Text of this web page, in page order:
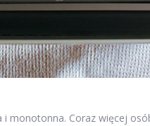
i monotonna. Coraz więcej